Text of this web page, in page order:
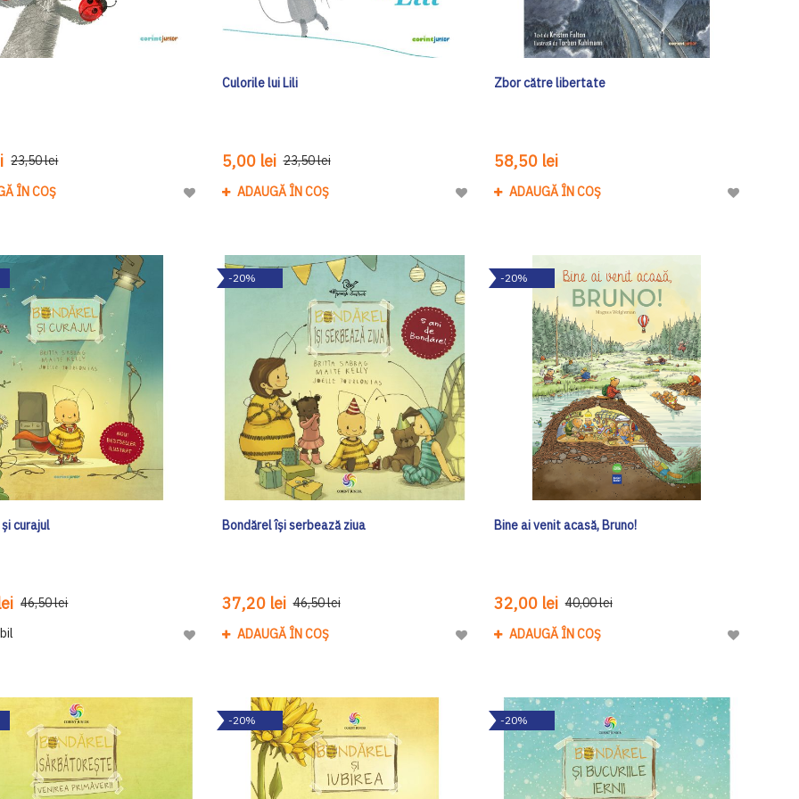
23,50 lei
ÎN COȘ
Adaugă
Dorinte
Culorile lui Lili
5,00 lei 23,50 lei
ADAUGĂ ÎN COȘ
Adaugă
de
Dorinte
Zbor către libertate
58,50 lei
ADAUGĂ ÎN COȘ
Adaugă
curajul
46,50 lei
Adaugă
de
Dorinte
-20%
Bondărel își serbează ziua
37,20 lei 46,50 lei
ADAUGĂ ÎN COȘ
Adaugă
Dorinte
-20%
Bine ai venit acasă, Bruno!
32,00 lei 40,00 lei
ADAUGĂ ÎN COȘ
Adaugă
de
Dorinte
-20% -20%